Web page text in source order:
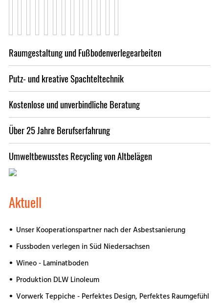
Raumgestaltung und Fußbodenverlegearbeiten
Putz- und kreative Spachteltechnik
Kostenlose und unverbindliche Beratung
Über 25 Jahre Berufserfahrung
Umweltbewusstes Recycling von Altbelägen
Aktuell
Unser Kooperationspartner nach der Asbestsanierung
Fussboden verlegen in Süd Niedersachsen
Wineo - Laminatboden
Produktion DLW Linoleum
Vorwerk Teppiche - Perfektes Design, Perfektes Raumgefühl